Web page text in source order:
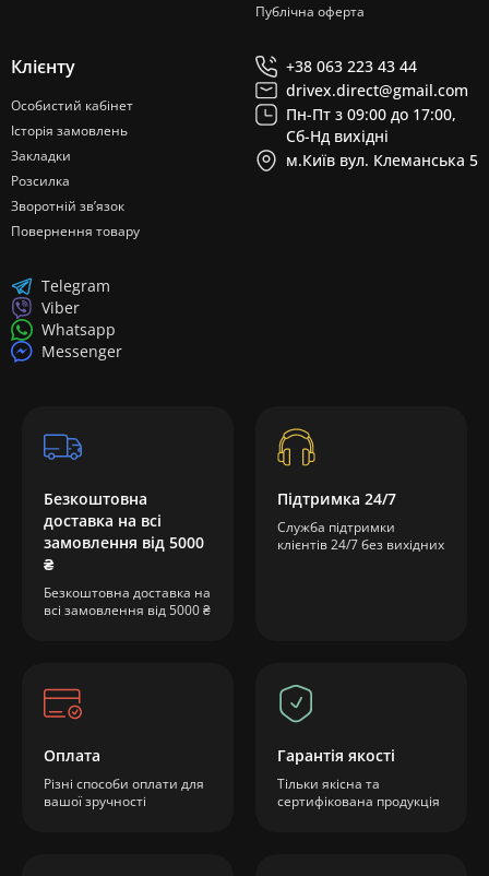
Публічна оферта
Клієнту
Особистий кабінет
Історія замовлень
Закладки
Розсилка
Зворотній зв’язок
Повернення товару
+38 063 223 43 44
drivex.direct@gmail.com
Пн-Пт з 09:00 до 17:00,
Сб-Нд вихідні
м.Київ вул. Клеманська 5
Telegram
Viber
Whatsapp
Messenger
Безкоштовна
доставка на всі
замовлення від 5000
₴
Безкоштовна доставка на
всі замовлення від 5000 ₴
Підтримка 24/7
Служба підтримки
клієнтів 24/7 без вихідних
Оплата
Різні способи оплати для
вашої зручності
Гарантія якості
Тільки якісна та
сертифікована продукція